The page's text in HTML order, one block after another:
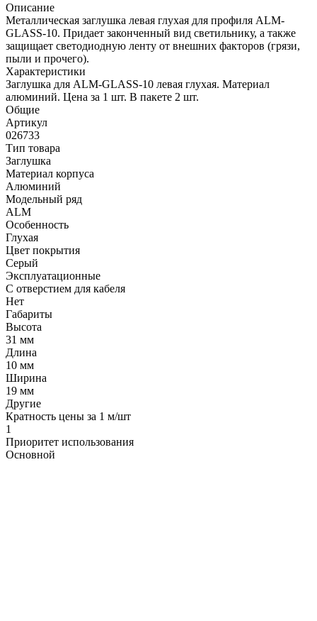
Описание
Металлическая заглушка левая глухая для профиля ALM-
GLASS-10. Придает законченный вид светильнику, а также
защищает светодиодную ленту от внешних факторов (грязи,
пыли и прочего).
Характеристики
Заглушка для ALM-GLASS-10 левая глухая. Материал
алюминий. Цена за 1 шт. В пакете 2 шт.
Общие
Артикул
026733
Тип товара
Заглушка
Материал корпуса
Алюминий
Модельный ряд
ALM
Особенность
Глухая
Цвет покрытия
Серый
Эксплуатационные
С отверстием для кабеля
Нет
Габариты
Высота
31 мм
Длина
10 мм
Ширина
19 мм
Другие
Кратность цены за 1 м/шт
1
Приоритет использования
Основной